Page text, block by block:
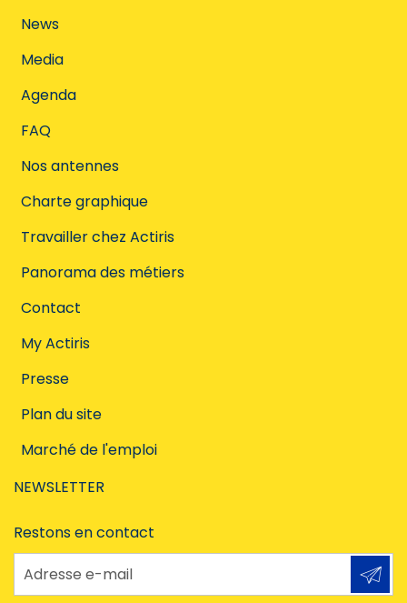
News
Media
Agenda
FAQ
Nos antennes
Charte graphique
Travailler chez Actiris
Panorama des métiers
Contact
My Actiris
Presse
Plan du site
Marché de l'emploi
NEWSLETTER
Restons en contact
Adresse e-mail